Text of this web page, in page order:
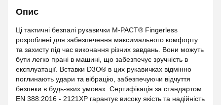
Опис
Ці тактичні безпалі рукавички M-PACT® Fingerless
розроблені для забезпечення максимального комфорту
та захисту під час виконання різних завдань. Вони можуть
бути легко прані в машині, що забезпечує зручність в
експлуатації. Вставки D3O® в цих рукавичках відмінно
поглинають удари та вібрацію, забезпечуючи відчуття
безпеки в будь-яких умовах. Сертифікація за стандартом
EN 388:2016 - 2121XP гарантує високу якість та надійність